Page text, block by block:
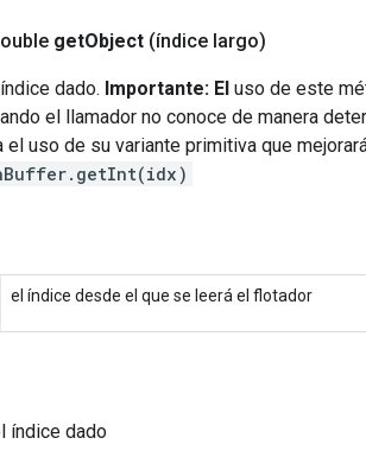
getObject (índice largo)
dado. Importante: El uso de este
el llamador no conoce de manera
el uso de su variante primitiva que
el índice desde el que se leerá el flotador
índice dado